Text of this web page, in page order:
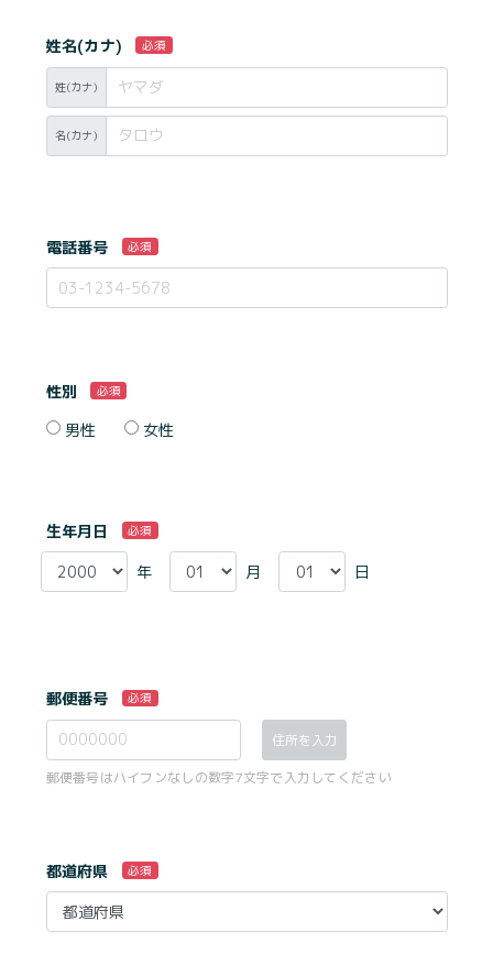
姓名(カナ) 必須
姓(カナ)
名(カナ)
電話番号 必須
性別 必須
男性 女性
生年月日 必須
年 月 日
郵便番号 必須
住所を入力
郵便番号はハイフンなしの数字7文字で入力してください
都道府県 必須